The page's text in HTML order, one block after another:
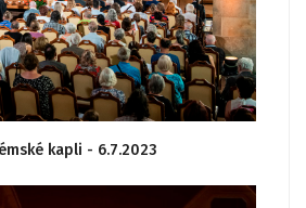
kapli - 6.7.2023